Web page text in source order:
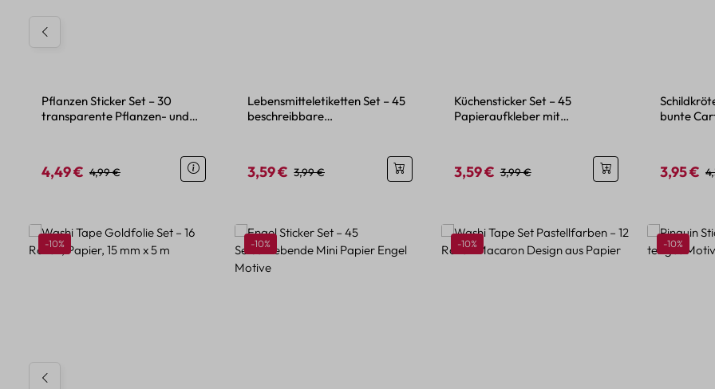
Pflanzen Sticker Set – 30
transparente Pflanzen- und
Verkaufspreis:
4,49 € Regulärer Preis:
4,99 €
Lebensmitteletiketten Set – 45
beschreibbare
Verkaufspreis:
3,59 € Regulärer Preis:
3,99 €
Küchensticker Set – 45
Papieraufkleber mit
Verkaufspreis:
3,59 € Regulärer Preis:
3,99 €
bunte
3,95 €
Produktgalerie überspringen
Rabatt
-10% Rabatt
-10% Rabatt
-10% Rabatt
-10%